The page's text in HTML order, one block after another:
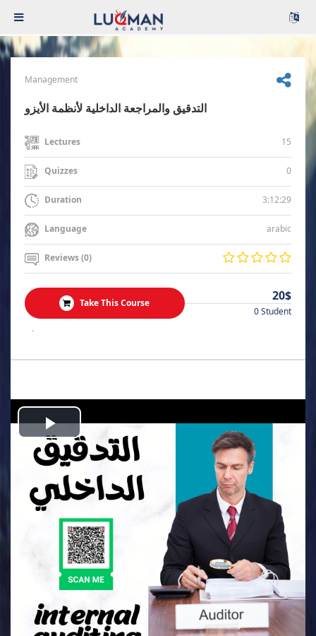
Management
التدقيق والمراجعة الداخلية لأنظمة الأيزو
Lectures 15
Quizzes 0
Duration 3:12:29
Language arabic
Reviews (0)
Take This Course 20$
0 Student
.
Play
Video